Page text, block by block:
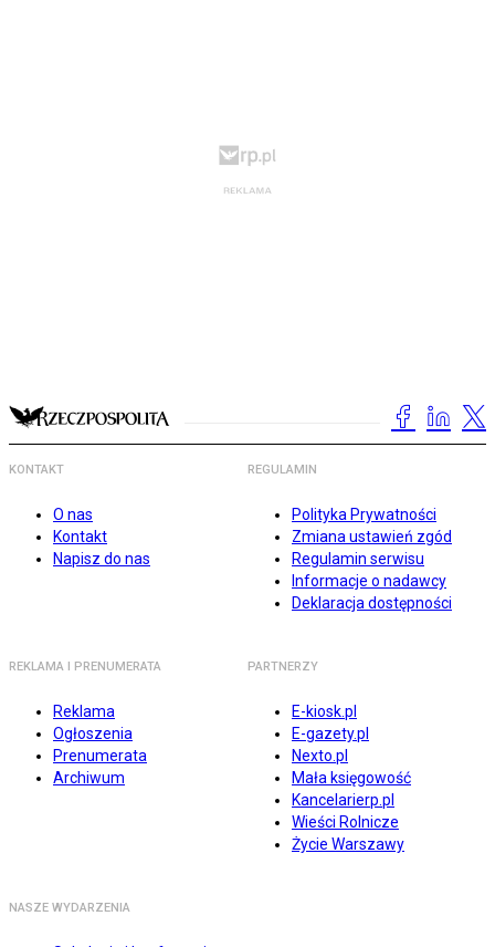
KONTAKT
O nas
Kontakt
Napisz do nas
REGULAMIN
Polityka Prywatności
Zmiana ustawień zgód
Regulamin serwisu
Informacje o nadawcy
Deklaracja dostępności
REKLAMA I PRENUMERATA
Reklama
Ogłoszenia
Prenumerata
Archiwum
PARTNERZY
E-kiosk.pl
E-gazety.pl
Nexto.pl
Mała księgowość
Kancelarierp.pl
Wieści Rolnicze
Życie Warszawy
NASZE WYDARZENIA